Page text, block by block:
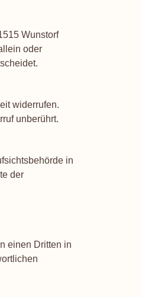
Wunstorf
oder
widerrufen.
unberührt.
in
der
einen Dritten in